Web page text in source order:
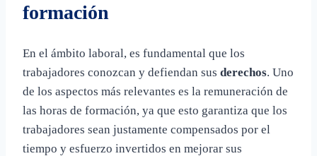
formación
En el ámbito laboral, es fundamental que los
trabajadores conozcan y defiendan sus derechos. Uno
de los aspectos más relevantes es la remuneración de
las horas de formación, ya que esto garantiza que los
trabajadores sean justamente compensados por el
tiempo y esfuerzo invertidos en mejorar sus